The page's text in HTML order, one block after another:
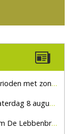
zon en droog
Haaksbergen
Lebbenbrugge